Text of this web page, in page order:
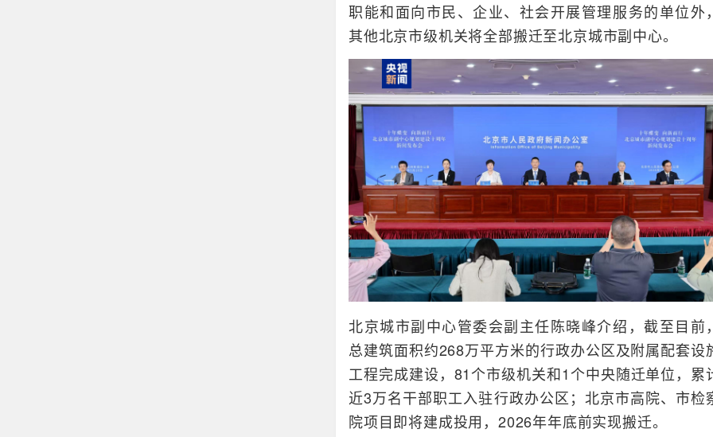
职能和面向市民、企业、社会开展管理服务的单位外，
其他北京市级机关将全部搬迁至北京城市副中心。
北京城市副中心管委会副主任陈晓峰介绍，截至目前，
总建筑面积约268万平方米的行政办公区及附属配套设
工程完成建设，81个市级机关和1个中央随迁单位，累
近3万名干部职工入驻行政办公区；北京市高院、市检
院项目即将建成投用，2026年年底前实现搬迁。